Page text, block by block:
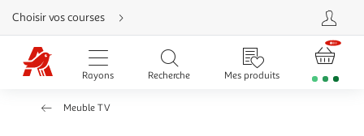
Aller
directement
au
contenu
Aller
directement
Aller
Choisir vos courses
Rayons Recherche Mes produits
Meuble TV